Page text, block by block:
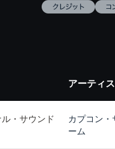
アーティ
・サウンド
カプコン・
ーム